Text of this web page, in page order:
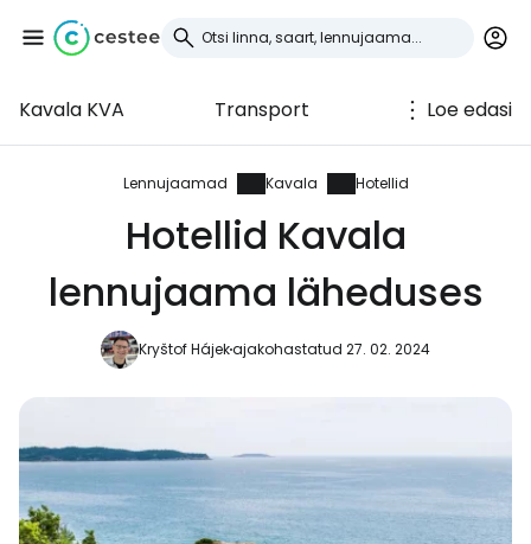
Kavala KVA Transport Loe edasi
Lennujaamad Kavala Hotellid
Hotellid Kavala
lennujaama läheduses
Kryštof Hájekajakohastatud 27. 02. 2024
Logi sisse
Cestee'sse
... ülemaailmne reisikogukond
Jätkake e-kirjaga